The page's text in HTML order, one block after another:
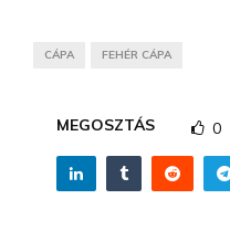
CÁPA FEHÉR CÁPA
MEGOSZTÁS 0